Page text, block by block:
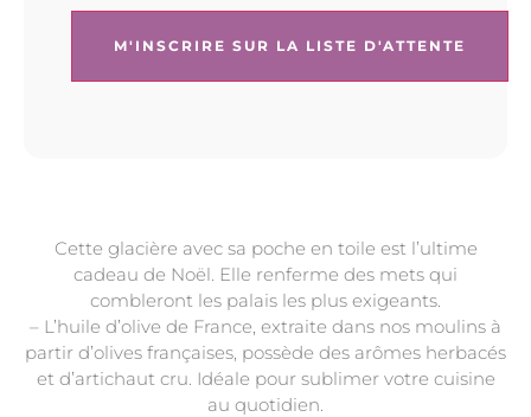
Cette glacière avec sa poche en toile est l’ultime
cadeau de Noël. Elle renferme des mets qui
combleront les palais les plus exigeants.
– L’huile d’olive de France, extraite dans nos moulins à
partir d’olives françaises, possède des arômes herbacés
et d’artichaut cru. Idéale pour sublimer votre cuisine
au quotidien.